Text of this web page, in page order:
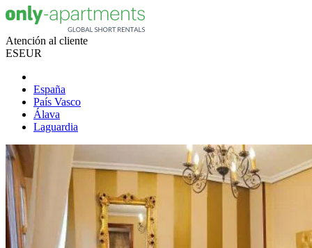
Atención al cliente
ESEUR
España
País Vasco
Álava
Laguardia